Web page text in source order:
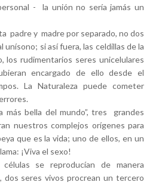
- la unión no sería jamás un
padre y madre por separado, no dos
unísono; si así fuera, las celdillas de la
los rudimentarios seres unicelulares
encargado de ello desde el
La Naturaleza puede cometer
más bella del mundo”, tres grandes
nuestros complejos orígenes para
que es la vida; uno de ellos, en un
¡Viva el sexo!
se reproducían de manera
dos seres vivos procrean un tercero